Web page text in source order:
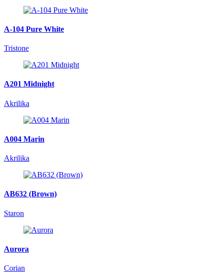
A-104 Pure White
Tristone
A201 Midnight
Akrilika
A004 Marin
Akrilika
AB632 (Brown)
Staron
Aurora
Corian